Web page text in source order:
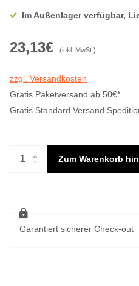
Im Außenlager verfügbar,
23,13€ (inkl. MwSt.)
zzgl. Versandkosten
Gratis Paketversand ab 50€*
Gratis Standard Versand
Zum Warenkorb
Garantiert sicherer Check-out